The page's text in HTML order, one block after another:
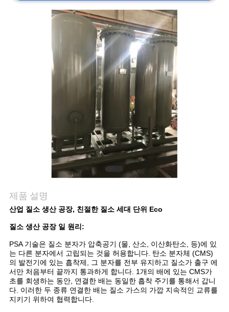
락
뉴
스
사
례
제품 설명
산업 질소 생산 공장, 친절한 질소 세대 단위 Eco
질소 생산 공장 일 원리:
PSA 기술은 질소 분자가 압축공기 (물, 산소, 이산화탄소, 등)에 있
는 다른 분자에서 고립되는 것을 허용합니다. 탄소 분자체 (CMS)
의 발전기에 있는 흡착제, 그 분자를 전부 유지하고 질소가 출구 에
서만 처음부터 끝까지 통과하게 합니다. 1개의 배에 있는 CMS가
초를 회생하는 동안, 연결한 배는 동일한 흡착 주기를 통해서 갑니
다. 이러한 두 종류 연결한 배는 질소 가스의 가깝 지속적인 교류를
지키기 위하여 협력합니다.